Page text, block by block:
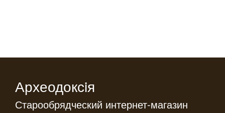
Археодоксiя
Старообрядческий интернет-магазин